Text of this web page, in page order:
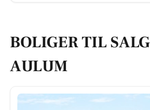
BOLIGER TIL
AULUM